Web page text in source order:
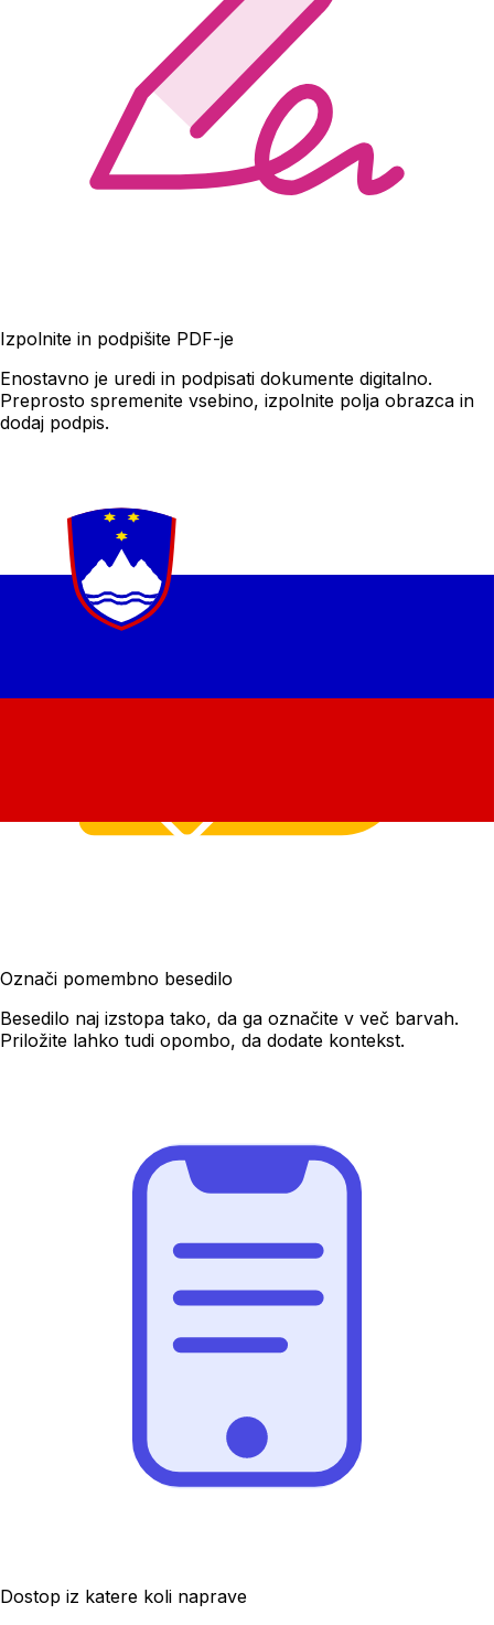
Izpolnite in podpišite PDF-je
Enostavno je uredi in podpisati dokumente digitalno.
Preprosto spremenite vsebino, izpolnite polja obrazca in
dodaj podpis.
Označi pomembno besedilo
Besedilo naj izstopa tako, da ga označite v več barvah.
Priložite lahko tudi opombo, da dodate kontekst.
Dostop iz katere koli naprave